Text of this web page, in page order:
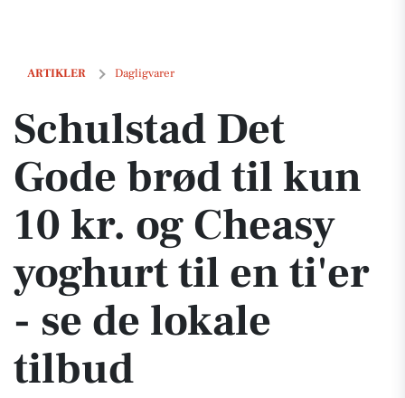
ARTIKLER Dagligvarer
Schulstad Det Gode brød til kun 10 kr. og Cheasy yoghurt til en ti'er
Schulstad Det
Gode brød til kun
10 kr. og Cheasy
yoghurt til en ti'er
- se de lokale
tilbud